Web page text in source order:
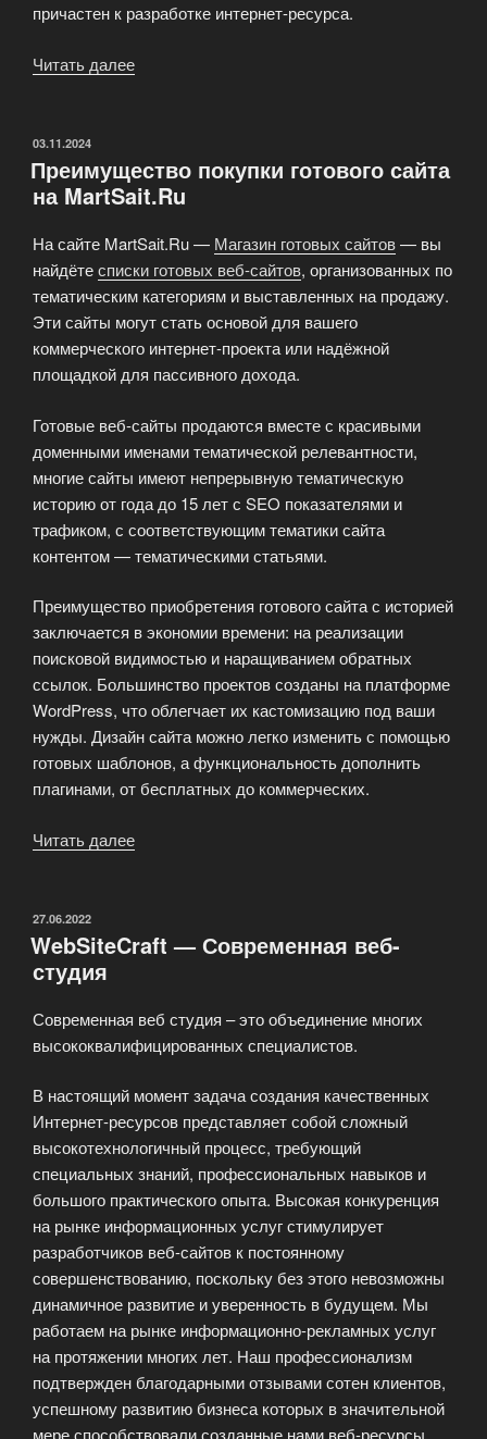
причастен к разработке интернет-ресурса.
Читать далее
ОПУБЛИКОВАНО
03.11.2024
Преимущество покупки готового сайта
на MartSait.Ru
На сайте MartSait.Ru — Магазин готовых сайтов— вы
найдётесписки готовых веб-сайтов, организованных по
тематическим категориям и выставленных на продажу.
Эти сайты могут стать основой для вашего
коммерческого интернет-проекта или надёжной
площадкой для пассивного дохода.
Готовые веб-сайты продаются вместе с красивыми
доменными именами тематической релевантности,
многие сайты имеют непрерывную тематическую
историю от года до 15 лет с SEO показателями и
трафиком, с соответствующим тематики сайта
контентом — тематическими статьями.
Преимущество приобретения готового сайта с историей
заключается в экономии времени: на реализации
поисковой видимостью и наращиванием обратных
ссылок. Большинство проектов созданы на платформе
WordPress, что облегчает их кастомизацию под ваши
нужды. Дизайн сайта можно легко изменить с помощью
готовых шаблонов, а функциональность дополнить
плагинами, от бесплатных до коммерческих.
Читать далее
на
ОПУБЛИКОВАНО
27.06.2022
WebSiteCraft — Современная веб-
студия
Современная веб студия – это объединение многих
высококвалифицированных специалистов.
В настоящий момент задача создания качественных
Интернет-ресурсов представляет собой сложный
высокотехнологичный процесс, требующий
специальных знаний, профессиональных навыков и
большого практического опыта. Высокая конкуренция
на рынке информационных услуг стимулирует
разработчиков веб-сайтов к постоянному
совершенствованию, поскольку без этого невозможны
динамичное развитие и уверенность в будущем. Мы
работаем на рынке информационно-рекламных услуг
на протяжении многих лет. Наш профессионализм
подтвержден благодарными отзывами сотен клиентов,
успешному развитию бизнеса которых в значительной
мере способствовали созданные нами веб-ресурсы.